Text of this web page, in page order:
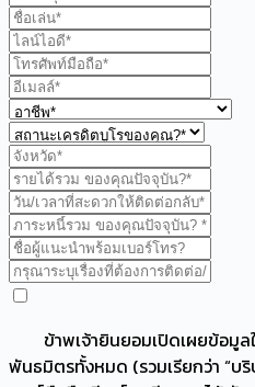
ข้าพเจ้ายินยอมเปิดเผยข้อมูล
พันธมิตรทั้งหมด (รวมเรียกว่า “บ